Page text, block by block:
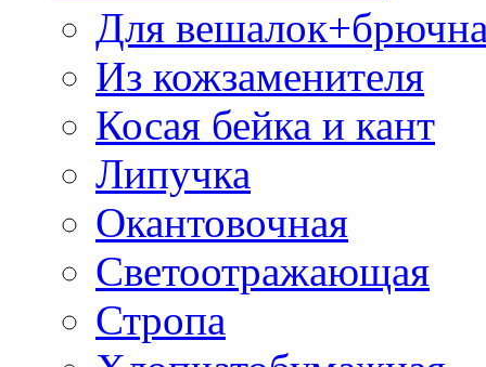
Для
Из кожзаменителя
Косая бейка и кант
Липучка
Окантовочная
Светоотражающая
Стропа